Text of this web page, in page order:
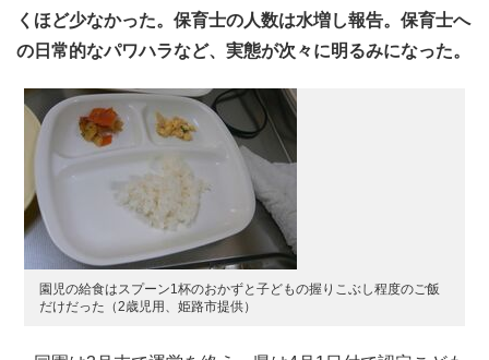
くほど少なかった。保育士の人数は水増し報告。保育士へ
の日常的なパワハラなど、実態が次々に明るみになった。
園児の給食はスプーン1杯のおかずと子どもの握りこぶし程度のご飯
だけだった（2歳児用、姫路市提供）